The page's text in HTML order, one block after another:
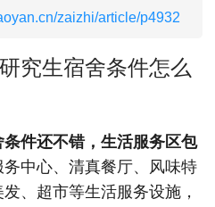
简章
zaizhi/article/p4932
究生宿舍条件怎么
件还不错，生活服务区包
务中心、清真餐厅、风味特
、超市等生活服务设施，